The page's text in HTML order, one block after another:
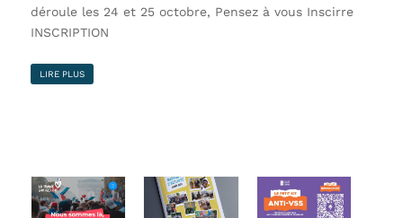
déroule les 24 et 25 octobre, Pensez à vous Inscirre
INSCRIPTION
LIRE PLUS